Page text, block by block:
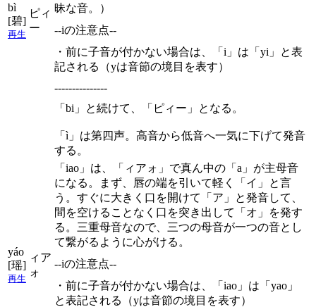
bì
[碧]
再生
ピィ
ー
昧な音。）
--iの注意点--
・前に子音が付かない場合は、「i」は「yi」と表
記される（yは音節の境目を表す）
---------------
「bi」と続けて、「ピィー」となる。
「ì」は第四声。高音から低音へ一気に下げて発音
する。
yáo
[瑶]
再生
ィア
ォ
「iao」は、「ィアォ」で真ん中の「a」が主母音
になる。まず、唇の端を引いて軽く「イ」と言
う。すぐに大きく口を開けて「ア」と発音して、
間を空けることなく口を突き出して「オ」を発す
る。三重母音なので、三つの母音が一つの音とし
て繋がるように心がける。
--iの注意点--
・前に子音が付かない場合は、「iao」は「yao」
と表記される（yは音節の境目を表す）